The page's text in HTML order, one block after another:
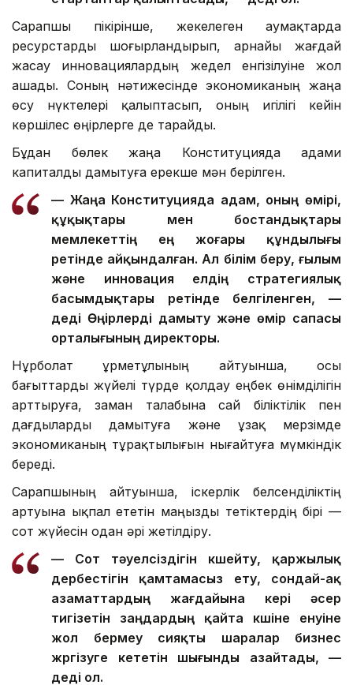
Сарапшы пікірінше, жекелеген аумақтарда
ресурстарды шоғырландырып, арнайы жағдай
жасау инновациялардың жедел енгізілуіне жол
ашады. Соның нәтижесінде экономиканың жаңа
өсу нүктелері қалыптасып, оның игілігі кейін
көршілес өңірлерге де тарайды.
Бұдан бөлек жаңа Конституцияда адами
капиталды дамытуға ерекше мән берілген.
— Жаңа Конституцияда адам, оның өмірі,
құқықтары мен бостандықтары
мемлекеттің ең жоғары құндылығы
ретінде айқындалған. Ал білім беру, ғылым
және инновация елдің стратегиялық
басымдықтары ретінде белгіленген, —
деді Өңірлерді дамыту және өмір сапасы
орталығының директоры.
Нұрболат Құрметұлының айтуынша, осы
бағыттарды жүйелі түрде қолдау еңбек өнімділігін
арттыруға, заман талабына сай біліктілік пен
дағдыларды дамытуға және ұзақ мерзімде
экономиканың тұрақтылығын нығайтуға мүмкіндік
береді.
Сарапшының айтуынша, іскерлік белсенділіктің
артуына ықпал ететін маңызды тетіктердің бірі —
сот жүйесін одан әрі жетілдіру.
— Сот тәуелсіздігін күшейту, қаржылық
дербестігін қамтамасыз ету, сондай-ақ
азаматтардың жағдайына кері әсер
тигізетін заңдардың қайта күшіне енуіне
жол бермеу сияқты шаралар бизнес
жүргізуге кететін шығынды азайтады, —
деді ол.